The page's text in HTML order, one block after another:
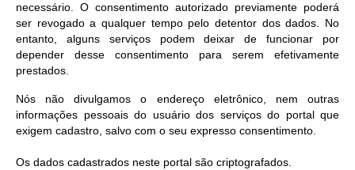
necessário. O consentimento autorizado previamente poderá
ser revogado a qualquer tempo pelo detentor dos dados. No
entanto, alguns serviços podem deixar de funcionar por
depender desse consentimento para serem efetivamente
prestados.
Nós não divulgamos o endereço eletrônico, nem outras
informações pessoais do usuário dos serviços do portal que
exigem cadastro, salvo com o seu expresso consentimento.
Os dados cadastrados neste portal são criptografados.